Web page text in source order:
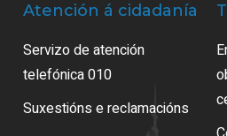
Atención á cidadanía
Servizo de atención
telefónica 010
Suxestións e reclamacións